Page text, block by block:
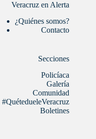
Veracruz en Alerta
¿Quiénes somos?
Contacto
Secciones
Policíaca
Galería
Comunidad
#QuétedueleVeracruz
Boletines